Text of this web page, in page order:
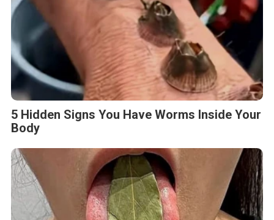
5 Hidden Signs You Have Worms Inside Your
Body